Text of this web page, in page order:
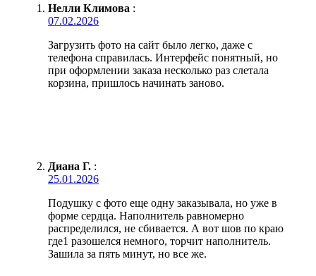
Нелли Климова :
07.02.2026
Загрузить фото на сайт было легко, даже с
телефона справилась. Интерфейс понятный, но
при оформлении заказа несколько раз слетала
корзина, пришлось начинать заново.
Диана Г. :
25.01.2026
Подушку с фото еще одну заказывала, но уже в
форме сердца. Наполнитель равномерно
распределился, не сбивается. А вот шов по краю
где1 разошелся немного, торчит наполнитель.
Зашила за пять минут, но все же.